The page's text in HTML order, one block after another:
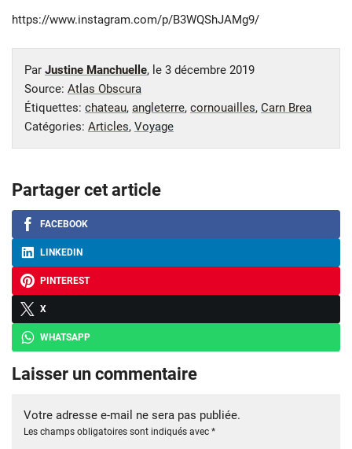
https://www.instagram.com/p/B3WQShJAMg9/
Par Justine Manchuelle, le 3 décembre 2019
Source: Atlas Obscura
Étiquettes: chateau, angleterre, cornouailles, Carn Brea
Catégories: Articles, Voyage
Partager cet article
FACEBOOK
LINKEDIN
PINTEREST
X
WHATSAPP
Laisser un commentaire
Votre adresse e-mail ne sera pas publiée.
Les champs obligatoires sont indiqués avec *